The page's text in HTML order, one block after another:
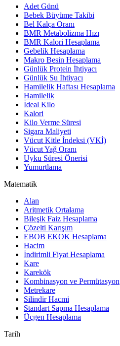
Adet Günü
Bebek Büyüme Takibi
Bel Kalça Oranı
BMR Metabolizma Hızı
BMR Kalori Hesaplama
Gebelik Hesaplama
Makro Besin Hesaplama
Günlük Protein İhtiyacı
Günlük Su İhtiyacı
Hamilelik Haftası Hesaplama
Hamilelik
İdeal Kilo
Kalori
Kilo Verme Süresi
Sigara Maliyeti
Vücut Kitle İndeksi (VKİ)
Vücut Yağ Oranı
Uyku Süresi Önerisi
Yumurtlama
Matematik
Alan
Aritmetik Ortalama
Bileşik Faiz Hesaplama
Çözelti Karışım
EBOB EKOK Hesaplama
Hacim
İndirimli Fiyat Hesaplama
Kare
Karekök
Kombinasyon ve Permütasyon
Metrekare
Silindir Hacmi
Standart Sapma Hesaplama
Üçgen Hesaplama
Tarih